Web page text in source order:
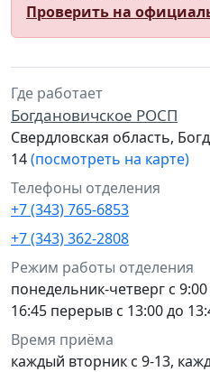
Проверить на
Где работает
Богдановичское РОСП
Свердловская область,
14(посмотреть на карте)
Телефоны отделения
+7 (343) 765-6853
+7 (343) 362-2808
Режим работы отделения
понедельник-четверг с
16:45 перерыв с 13:00 до
Время приёма
каждый вторник с 9-13,